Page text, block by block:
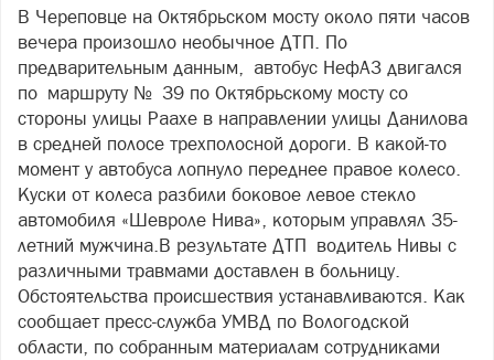
В Череповце на Октябрьском мосту около пяти часов
вечера произошло необычное ДТП. По
предварительным данным, автобус НефАЗ двигался
по маршруту № 39 по Октябрьскому мосту со
стороны улицы Раахе в направлении улицы Данилова
в средней полосе трехполосной дороги. В какой-то
момент у автобуса лопнуло переднее правое колесо.
Куски от колеса разбили боковое левое стекло
автомобиля «Шевроле Нива», которым управлял 35-
летний мужчина.В результате ДТП водитель Нивы с
различными травмами доставлен в больницу.
Обстоятельства происшествия устанавливаются. Как
сообщает пресс-служба УМВД по Вологодской
области, по собранным материалам сотрудниками